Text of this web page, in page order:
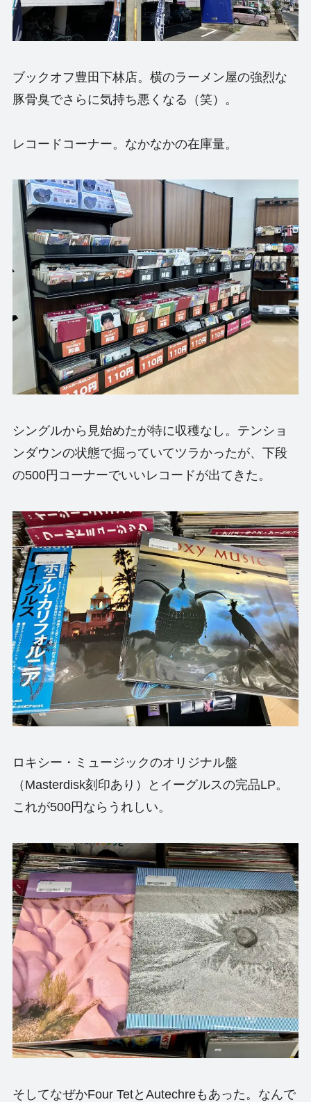
ブックオフ豊田下林店。横のラーメン屋の強烈な
豚骨臭でさらに気持ち悪くなる（笑）。
レコードコーナー。なかなかの在庫量。
シングルから見始めたが特に収穫なし。テンショ
ンダウンの状態で掘っていてツラかったが、下段
の500円コーナーでいいレコードが出てきた。
ロキシー・ミュージックのオリジナル盤
（Masterdisk刻印あり）とイーグルスの完品LP。
これが500円ならうれしい。
そしてなぜかFour TetとAutechreもあった。なんで